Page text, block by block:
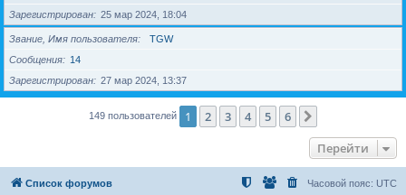
Зарегистрирован
25 мар 2024, 18:04
Звание, Имя пользователя
TGW
Сообщения
14
Зарегистрирован
27 мар 2024, 13:37
149 пользователей 1 2 3 4 5 6
Перейти
Список форумов Часовой пояс: UTC